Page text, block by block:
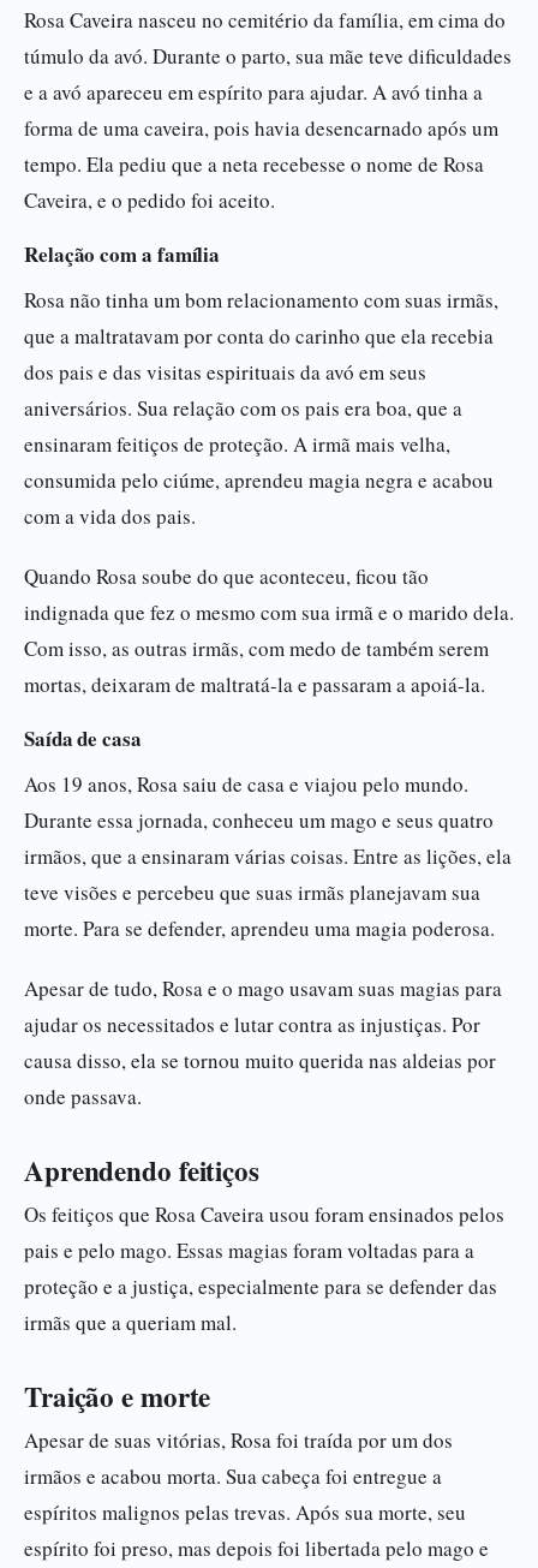
Rosa Caveira nasceu no cemitério da família, em cima do
túmulo da avó. Durante o parto, sua mãe teve dificuldades
e a avó apareceu em espírito para ajudar. A avó tinha a
forma de uma caveira, pois havia desencarnado após um
tempo. Ela pediu que a neta recebesse o nome de Rosa
Caveira, e o pedido foi aceito.
Relação com a família
Rosa não tinha um bom relacionamento com suas irmãs,
que a maltratavam por conta do carinho que ela recebia
dos pais e das visitas espirituais da avó em seus
aniversários. Sua relação com os pais era boa, que a
ensinaram feitiços de proteção. A irmã mais velha,
consumida pelo ciúme, aprendeu magia negra e acabou
com a vida dos pais.
Quando Rosa soube do que aconteceu, ficou tão
indignada que fez o mesmo com sua irmã e o marido dela.
Com isso, as outras irmãs, com medo de também serem
mortas, deixaram de maltratá-la e passaram a apoiá-la.
Saída de casa
Aos 19 anos, Rosa saiu de casa e viajou pelo mundo.
Durante essa jornada, conheceu um mago e seus quatro
irmãos, que a ensinaram várias coisas. Entre as lições, ela
teve visões e percebeu que suas irmãs planejavam sua
morte. Para se defender, aprendeu uma magia poderosa.
Apesar de tudo, Rosa e o mago usavam suas magias para
ajudar os necessitados e lutar contra as injustiças. Por
causa disso, ela se tornou muito querida nas aldeias por
onde passava.
Aprendendo feitiços
Os feitiços que Rosa Caveira usou foram ensinados pelos
pais e pelo mago. Essas magias foram voltadas para a
proteção e a justiça, especialmente para se defender das
irmãs que a queriam mal.
Traição e morte
Apesar de suas vitórias, Rosa foi traída por um dos
irmãos e acabou morta. Sua cabeça foi entregue a
espíritos malignos pelas trevas. Após sua morte, seu
espírito foi preso, mas depois foi libertada pelo mago e